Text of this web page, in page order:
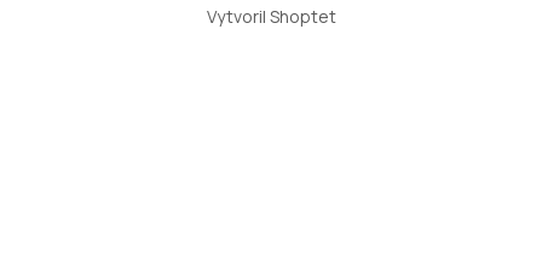
Vytvoril Shoptet